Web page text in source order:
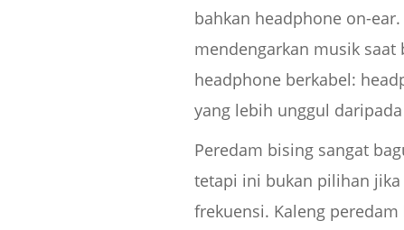
bahkan headphone on-
mendengarkan musik
headphone berkabel:
yang lebih unggul
Peredam bising sangat
tetapi ini bukan pilihan
frekuensi. Kaleng